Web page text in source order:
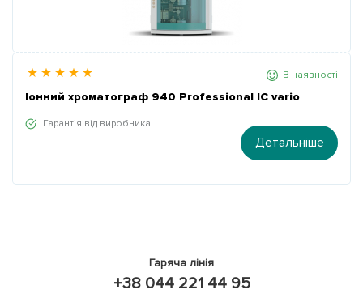
В наявності
Іонний хроматограф 940 Professional IC vario
Гарантія від виробника
Детальніше
Гаряча лінія
+38 044 221 44 95